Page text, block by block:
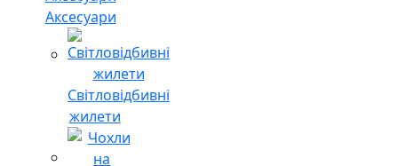
Аксесуари
Світловідбивні
жилети